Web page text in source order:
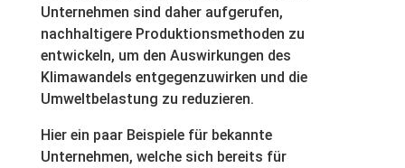
Unternehmen sind daher aufgerufen,
nachhaltigere Produktionsmethoden zu
entwickeln, um den Auswirkungen des
Klimawandels entgegenzuwirken und die
Umweltbelastung zu reduzieren.
Hier ein paar Beispiele für bekannte
Unternehmen, welche sich bereits für